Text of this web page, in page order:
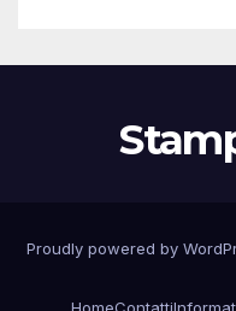
Proudly powered by
HomeContatti